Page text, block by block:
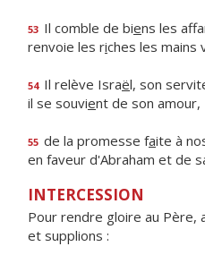
53 Il comble de biens les
renvoie les riches les mains
54 Il relève Israël, son
il se souvient de son amour,
55 de la promesse faite à
en faveur d'Abraham et de
INTERCESSION
Pour rendre gloire au Père,
et supplions :